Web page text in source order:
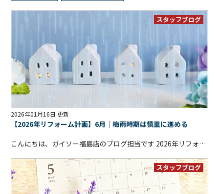
2026年01月16日 更新
【2026年リフォーム計画】6月｜梅雨時期は慎重に進める
こんにちは、ガイソー福島店のブログ担当です 2026年リフォーム計画、今回は6月編です
スタッフブログ
スタッフブログ